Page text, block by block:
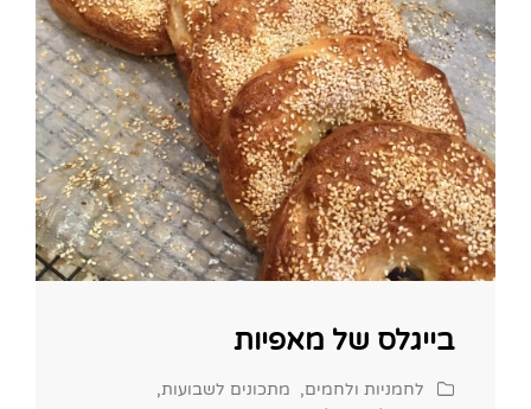
בייגלס של מאפיות
Cat
לחמניות ולחמים, מתכונים לשבועות,